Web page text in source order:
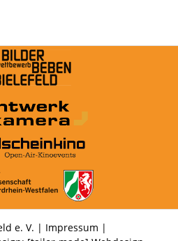
e. V. | Impressum |